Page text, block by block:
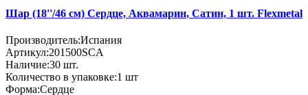
Шар (18''/46 см) Сердце, Аквамарин, Сатин, 1 шт. Flexmetal
Производитель:Испания
Артикул:201500SCA
Наличие:30 шт.
Количество в упаковке:1 шт
Форма:Сердце